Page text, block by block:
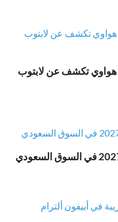
هواوي تكشف عن لابتوب